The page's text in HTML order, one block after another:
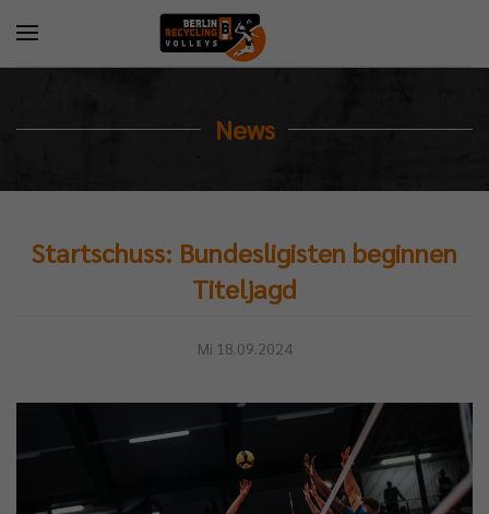
News
Startschuss: Bundesligisten beginnen
Titeljagd
Mi 18.09.2024